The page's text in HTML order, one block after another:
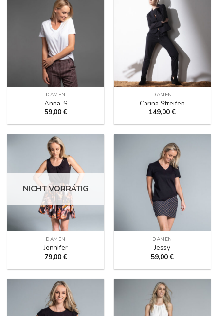
DAMEN
Anna-S
59,00€
DAMEN
Carina Streifen
149,00€
NICHT VORRÄTIG
DAMEN
Jennifer
79,00€
DAMEN
Jessy
59,00€